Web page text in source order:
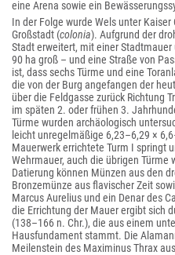
eine Arena sowie ein
In der Folge wurde Wels unter
Großstadt (colonia). Aufgrund der
Stadt erweitert, mit einer
90 ha groß – und eine Straße von
ist, dass sechs Türme und eine
die von der Burg angefangen der
über die Feldgasse zurück Richtung
im späten 2. oder frühen 3.
Türme wurden archäologisch
leicht unregelmäßige 6,23–6,29 ×
Mauerwerk errichtete Turm I springt
Wehrmauer, auch die übrigen Türme
Datierung können Münzen aus den
Bronzemünze aus flavischer Zeit
Marcus Aurelius und ein Denar des
die Errichtung der Mauer ergibt sich
(138–166 n. Chr.), die aus einem
Hausfundament stammt. Die
Meilenstein des Maximinus Thrax